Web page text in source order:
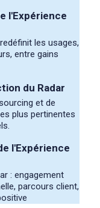
l'Expérience
les usages,
entre gains
du Radar
et de
plus pertinentes
l'Expérience
: engagement
parcours client,